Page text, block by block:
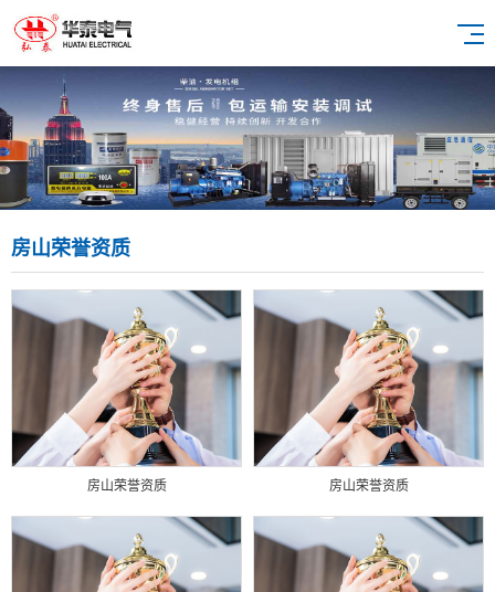
房山荣誉资质
房山荣誉资质 房山荣誉资质